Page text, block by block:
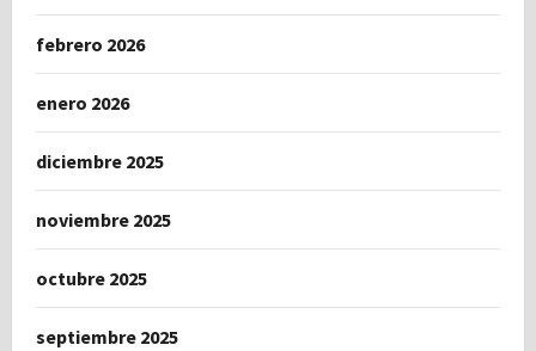
febrero 2026
enero 2026
diciembre 2025
noviembre 2025
octubre 2025
septiembre 2025